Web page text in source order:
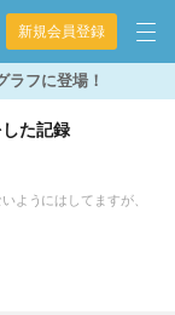
新規会員登録
ラフに登場！
た記録
ようにはしてますが、